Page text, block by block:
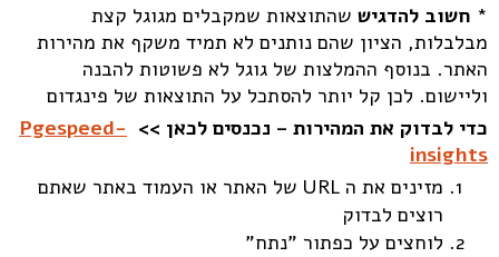
* חשוב להדגיש שהתוצאות שמקבלים מגוגל קצת
מבלבלות, הציון שהם נותנים לא תמיד משקף את מהירות
האתר. בנוסף ההמלצות של גוגל לא פשוטות להבנה
וליישום. לכן קל יותר להסתכל על התוצאות של פינגדום
כדי לבדוק את המהירות – נכנסים לכאן >> Pgespeed-
insights
מזינים את ה URL של האתר או העמוד באתר שאתם
רוצים לבדוק
לוחצים על כפתור "נתח"